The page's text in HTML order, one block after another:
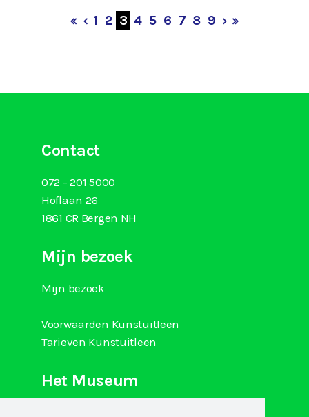
1 2 3 4 5 6 7 8 9
Contact
072 - 201 5000
Hoflaan 26
1861 CR Bergen NH
Mijn bezoek
Mijn bezoek
Voorwaarden Kunstuitleen
Tarieven Kunstuitleen
Het Museum